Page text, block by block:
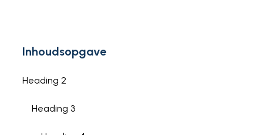
Inhoudsopgave
Heading 2
Heading 3